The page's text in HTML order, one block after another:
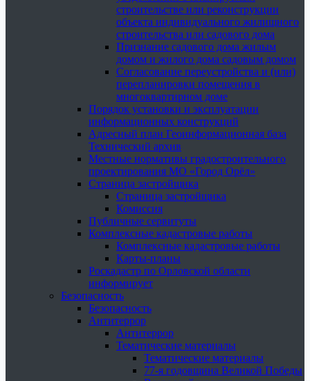
строительстве или реконструкции
объекта индивидуального жилищного
строительства или садового дома
Признание садового дома жилым
домом и жилого дома садовым домом
Согласование переустройства и (или)
перепланировки помещения в
многоквартирном доме
Порядок установки и эксплуатации
информационных конструкций
Адресный план Геоинформационная база
Технический архив
Местные нормативы градостроительного
проектирования МО «Город Орёл»
Страница застройщика
Страница застройщика
Комиссия
Публичные сервитуты
Комплексные кадастровые работы
Комплексные кадастровые работы
Карты-планы
Роскадастр по Орловской области
информирует
Безопасность
Безопасность
Антитеррор
Антитеррор
Тематические материалы
Тематические материалы
77-я годовщина Великой Победы